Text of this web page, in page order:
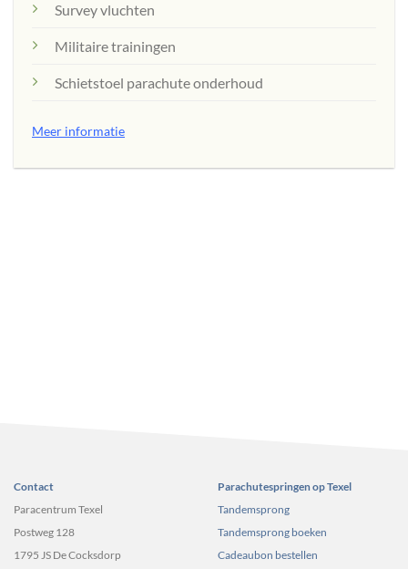
Survey vluchten
Militaire trainingen
Schietstoel parachute onderhoud
Meer informatie
Contact
Paracentrum Texel
Postweg 128
1795 JS De Cocksdorp
Parachutespringen op Texel
Tandemsprong
Tandemsprong boeken
Cadeaubon bestellen